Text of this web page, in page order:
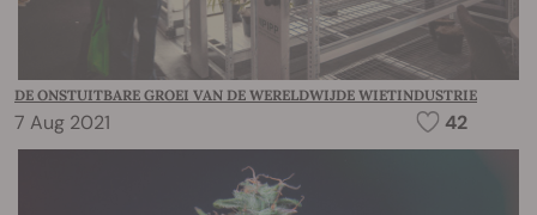
DE ONSTUITBARE GROEI VAN DE WERELDWIJDE WIETINDUSTRIE
7 Aug 2021 42